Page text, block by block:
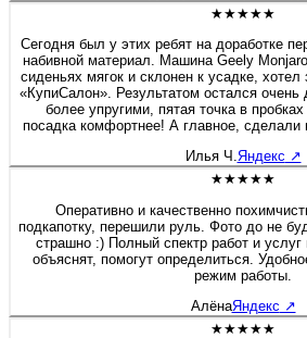
★★★★★
Сегодня был у этих ребят на доработке
набивной материал. Машина Geely
сиденьях мягок и склонен к усадке,
«КупиСалон». Результатом остался
более упругими, пятая точка в пробках
посадка комфортнее! А главное, сделали
короткая экскурсия по
люди «болеют» своим делом, а это
останавливаться на достигнутом,
технологического роста!
Илья Ч.Яндекс ↗
★★★★★
Оперативно и качественно
подкапотку, перешили руль. Фото до не
страшно :) Полный спектр работ и услуг
объяснят, помогут определиться.
режим работы.
АлёнаЯндекс ↗
★★★★★